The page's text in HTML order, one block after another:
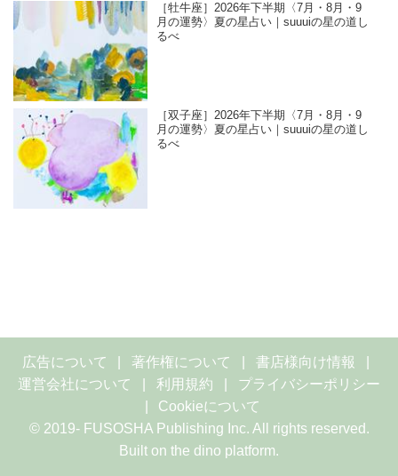
［牡牛座］2026年下半期〈7月・8月・9
月の運勢〉夏の星占い｜suuuiの星の道し
るべ
［双子座］2026年下半期〈7月・8月・9
月の運勢〉夏の星占い｜suuuiの星の道し
るべ
広告について 著作権について
書店様向け情報
運営会社について
利用規約
プライバシーポリシー
Cookieについて
© 2019- FUSOSHA Publishing Inc. All rights reserved.
Built on the dino platform.